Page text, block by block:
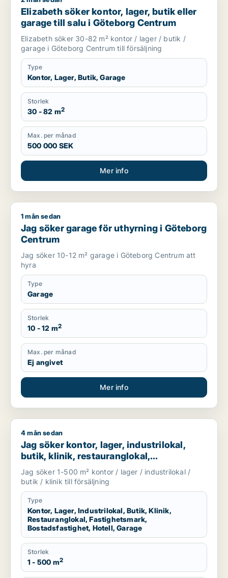
Elizabeth söker kontor, lager, butik eller
garage till salu i Göteborg Centrum
Elizabeth söker 30-82 m² kontor / lager / butik /
garage i Göteborg Centrum till försäljning
Type
Kontor, Lager, Butik, Garage
Storlek
30 - 82 m2
Max. per månad
500 000 SEK
Mer info
Jag söker garage för uthyrning i Göteborg Centrum
1 mån sedan
Jag söker garage för uthyrning i Göteborg
Centrum
Jag söker 10-12 m² garage i Göteborg Centrum att
hyra
Type
Garage
Storlek
10 - 12 m2
Max. per månad
Ej angivet
Mer info
Jag söker kontor, lager, industrilokal, butik, klinik,
4 mån sedan
Jag söker kontor, lager, industrilokal,
butik, klinik, restauranglokal,
fastighetsmark, bostadsfastighet, hotell
eller garage till salu i Linköping,
Falkenberg eller Varberg m.fl.
Jag söker 1-500 m² kontor / lager / industrilokal /
butik / klinik till försäljning
Type
Kontor, Lager, Industrilokal, Butik, Klinik,
Restauranglokal, Fastighetsmark,
Bostadsfastighet, Hotell, Garage
Storlek
1 - 500 m2